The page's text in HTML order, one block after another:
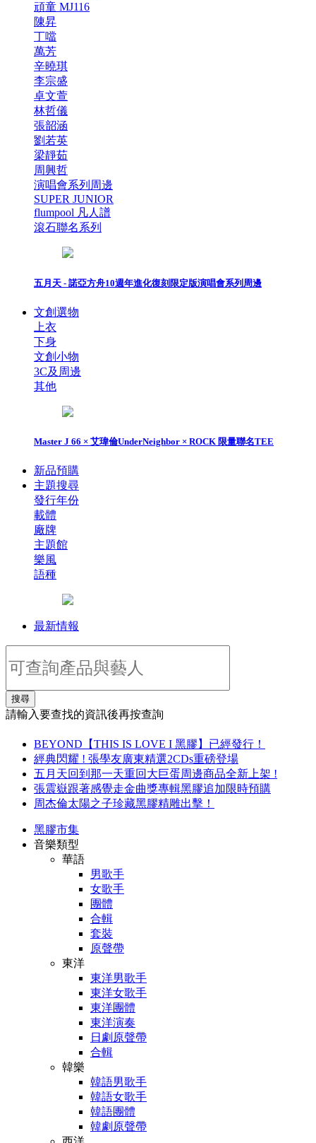
頑童 MJ116
陳昇
丁噹
萬芳
辛曉琪
李宗盛
卓文萱
林哲儀
張韶涵
劉若英
梁靜茹
周興哲
演唱會系列周邊
SUPER JUNIOR
flumpool 凡人譜
滾石聯名系列
五月天 - 諾亞方舟10週年進化復刻限定版演唱會系列周邊
文創選物
上衣
下身
文創小物
3C及周邊
其他
Master J 66 × 艾瑋倫UnderNeighbor × ROCK 限量聯名TEE
新品預購
主題搜尋
發行年份
載體
廠牌
主題館
樂風
語種
最新情報
搜尋
請輸入要查找的資訊後再按查詢
BEYOND【THIS IS LOVE I 黑膠】已經發行！
經典閃耀 ! 張學友廣東精選2CDs重磅登場
五月天回到那一天重回大巨蛋周邊商品全新上架 !
張震嶽跟著感覺走金曲獎專輯黑膠追加限時預購
周杰倫太陽之子珍藏黑膠精雕出擊！
黑膠市集
音樂類型
華語
男歌手
女歌手
團體
合輯
套裝
原聲帶
東洋
東洋男歌手
東洋女歌手
東洋團體
東洋演奏
日劇原聲帶
合輯
韓樂
韓語男歌手
韓語女歌手
韓語團體
韓劇原聲帶